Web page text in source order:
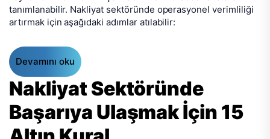
tanımlanabilir. Nakliyat sektöründe operasyonel verimliliği
artırmak için aşağıdaki adımlar atılabilir:
Devamını oku
Nakliyat Sektöründe
Başarıya Ulaşmak İçin 15